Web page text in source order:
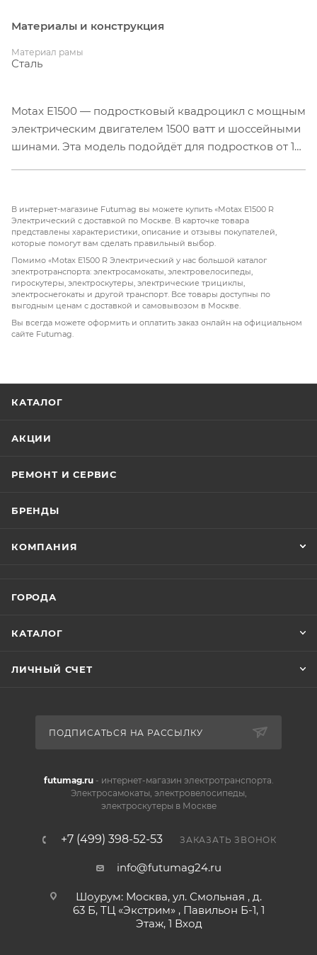
Материалы и конструкция
Материал рамы
Сталь
Motax E1500 — подростковый квадроцикл с мощным
электрическим двигателем 1500 ватт и шоссейными
шинами. Эта модель подойдёт для подростков от 12
выдерживает 120 кг максимальной нагрузки и
развивает скорость до 45 км/ч.
В интернет-магазине Futumag вы можете купить «Motax E1500 R
Электрический с доставкой по Москве. В карточке товара
представлены характеристики, описание и отзывы покупателей,
которые помогут вам сделать правильный выбор.
Помимо «Motax E1500 R Электрический у нас большой каталог
электротранспорта: электросамокаты, электровелосипеды,
гироскутеры, электроскутеры, электрические трициклы,
электроснегокаты и другой транспорт. Все товары доступны по
выгодным ценам с доставкой и самовывозом в Москве.
Вы всегда можете оформить и оплатить заказ онлайн на официальном
сайте Futumag.
КАТАЛОГ
АКЦИИ
РЕМОНТ И СЕРВИС
БРЕНДЫ
КОМПАНИЯ
ГОРОДА
КАТАЛОГ
ЛИЧНЫЙ СЧЕТ
ПОДПИСАТЬСЯ НА РАССЫЛКУ
futumag.ru- интернет-магазин электротранспорта.
Электросамокаты, электровелосипеды,
электроскутеры в Москве
+7 (499) 398-52-53 ЗАКАЗАТЬ ЗВОНОК
info@futumag24.ru
Шоурум: Москва, ул. Смольная , д.
63 Б, ТЦ «Экстрим» , Павильон Б-1, 1
Этаж, 1 Вход